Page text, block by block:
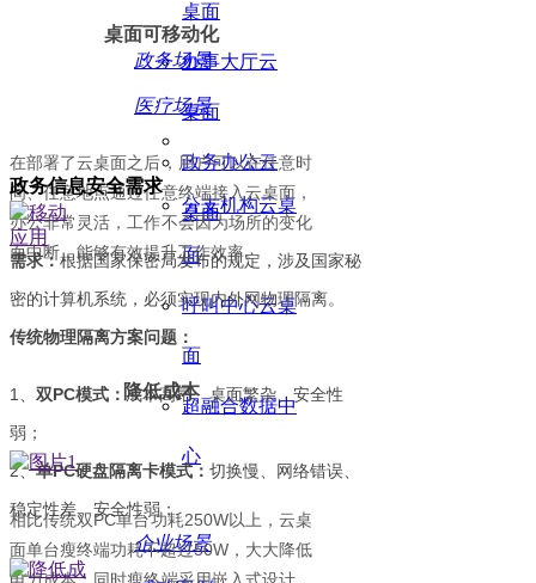
桌面
办事大厅云
桌面
政务办公云
桌面
政务场景
医疗场景
分支机构云桌
面
呼叫中心云桌
面
超融合数据中
心
企业场景
桌面可移动化
在部署了云桌面之后，用户可以在任意时
间、任意地点通过任意终端接入云桌面，
办公非常灵活，工作不会因为场所的变化
而中断，能够有效提升工作效率。
降低成本
相比传统双PC单台功耗250W以上，云桌
面单台瘦终端功耗不超过50W，大大降低
政务信息安全需求
需求：根据国家保密局发布的规定，涉及国家秘
密的计算机系统，必须实现内外网物理隔离。
传统物理隔离方案问题：
1、 双PC模式： 成本高昂、桌面繁杂、安全性
弱；
2、单PC硬盘隔离卡模式： 切换慢、网络错误、
稳定性差、安全性弱；